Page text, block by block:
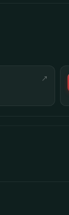
↗